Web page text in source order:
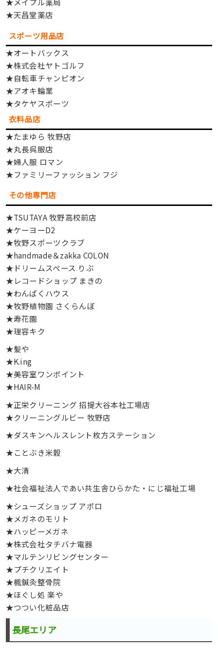
★天昌堂薬店
スポーツ用品店
★オートバックス
★株式会社ヤトゴルフ
★自転車チャンピオン
★アオキ輪業
★タケヤスポーツ
衣料品店
★たまゆら 牧野店
★丸長呉服店
★婦人服 ロマン
★ファミリーファッション フジ
その他専門店
★TSUTAYA 牧野高校前店
★ケーヨーD2
★牧野スポーツクラブ
★handmade＆zakka COLON
★ドリームスペース りぶ
★レコードショップ まきの
★わんぱくハウス
★牧野植物園 さくらんぼ
★寿花園
★理容キク
★髪や
★K.ing
★美容室ワンポイント
★HAIR-M
★正栄クリーニング 招提大谷本社工場店
★クリーニングルビー 牧野店
★ダスキンヘルスレント枚方ステーション
★ことぶき米穀
★大清
★社会福祉法人であい共生舎ひらかた・にじ福祉工場
★シューズショップ アポロ
★メガネのモリト
★ハッピーメガネ
★株式会社タチバナ電器
★マルテンリビングセンター
★プチクリエイト
★楓鍼灸整骨院
★ほぐし処 楽や
★つつい化粧品店
長尾エリア